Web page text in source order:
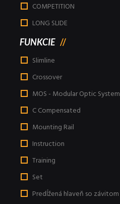
COMPETITION
LONG SLIDE
FUNKCIE
Slimline
Crossover
MOS - Modular Optic System
C Compensated
Mounting Rail
Instruction
Training
Set
Predĺžená hlaveň so závitom